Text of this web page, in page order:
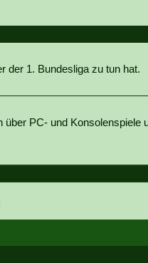
der 1. Bundesliga zu tun hat.
PC- und Konsolenspiele